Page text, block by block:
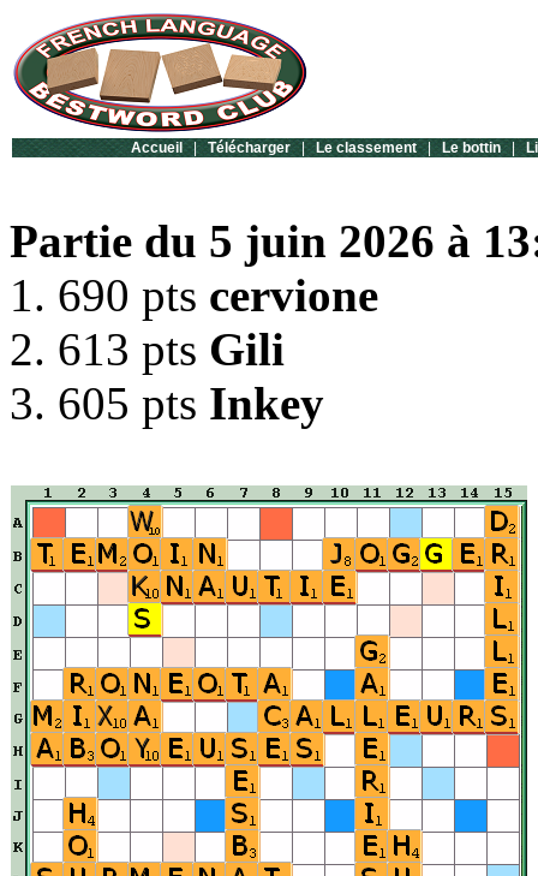
Accueil | Télécharger | Le classement | Le bottin |
Partie du 5 juin 2026 à
1. 690 pts cervione
2. 613 pts Gili
3. 605 pts Inkey